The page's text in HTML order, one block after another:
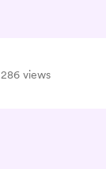
286 views